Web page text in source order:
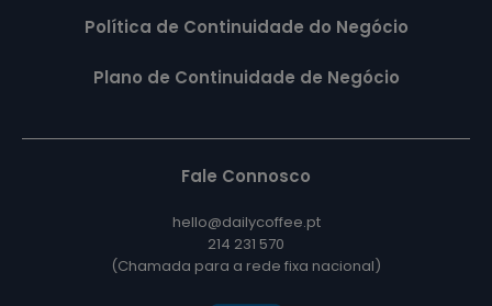
Política de Continuidade do Negócio
Plano de Continuidade de Negócio
Fale Connosco
hello@dailycoffee.pt
214 231 570
(Chamada para a rede fixa nacional)